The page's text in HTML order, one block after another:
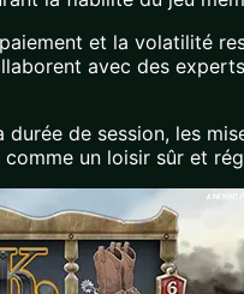
et la volatilité
avec des
de session, les
un loisir sûr et